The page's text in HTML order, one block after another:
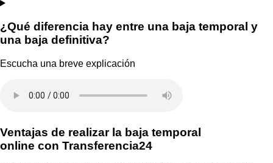
¿Qué diferencia hay entre una baja temporal y
una baja definitiva?
Escucha una breve explicación
Ventajas de realizar la baja temporal
online con Transferencia24